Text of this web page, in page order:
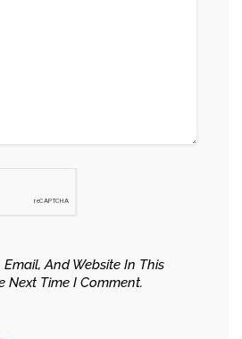
And Website In This
Next Time I Comment.